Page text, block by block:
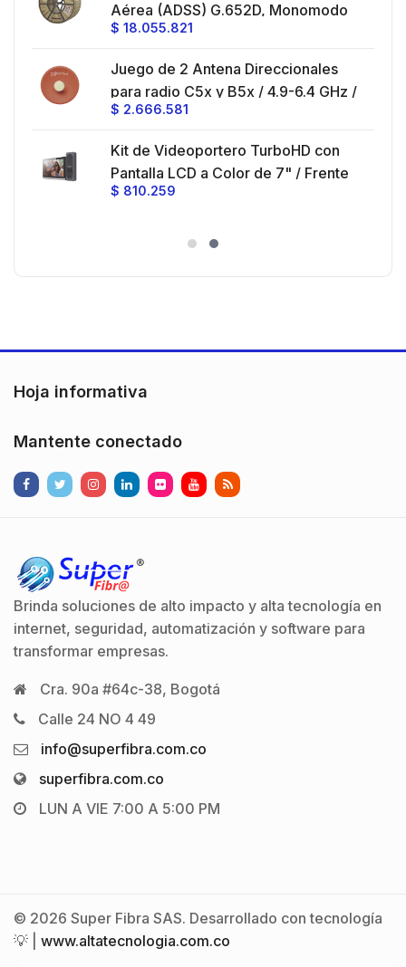
Aérea (ADSS) G.652D, Monomodo
de 24 Hilos, Exterior, Span 200,
$ 18.055.821
Juego de 2 Antena Direccionales
para radio C5x y B5x / 4.9-6.4 GHz /
Ganancia 27 dBi / Montaje incluido.
$ 2.666.581
Kit de Videoportero TurboHD con
Pantalla LCD a Color de 7" / Frente
de Calle para Exterior de
)130° de Visión (Gran Angular)
$ 810.259
Hoja informativa
Mantente conectado
Brinda soluciones de alto impacto y alta tecnología en
internet, seguridad, automatización y software para
transformar empresas.
Cra. 90a #64c-38, Bogotá
Calle 24 NO 4 49
info@superfibra.com.co
superfibra.com.co
LUN A VIE 7:00 A 5:00 PM
© 2026 Super Fibra SAS. Desarrollado con tecnología
💡 | www.altatecnologia.com.co